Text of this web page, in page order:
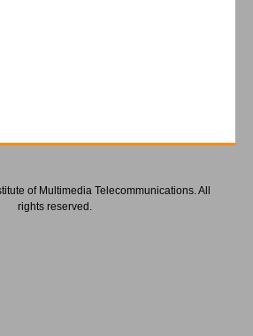
of Multimedia Telecommunications. All
rights reserved.